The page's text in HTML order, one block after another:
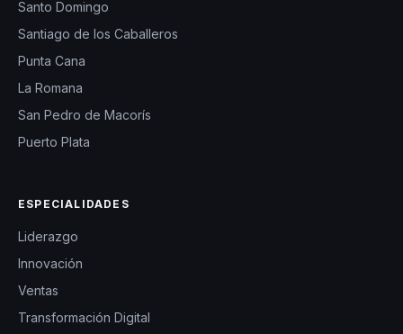
Santo Domingo
Santiago de los Caballeros
Punta Cana
La Romana
San Pedro de Macorís
Puerto Plata
ESPECIALIDADES
Liderazgo
Innovación
Ventas
Transformación Digital